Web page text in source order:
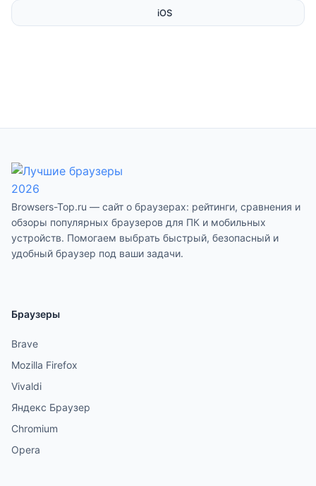
iOS
Browsers-Top.ru — сайт о браузерах: рейтинги, сравнения и
обзоры популярных браузеров для ПК и мобильных
устройств. Помогаем выбрать быстрый, безопасный и
удобный браузер под ваши задачи.
Браузеры
Brave
Mozilla Firefox
Vivaldi
Яндекс Браузер
Chromium
Opera